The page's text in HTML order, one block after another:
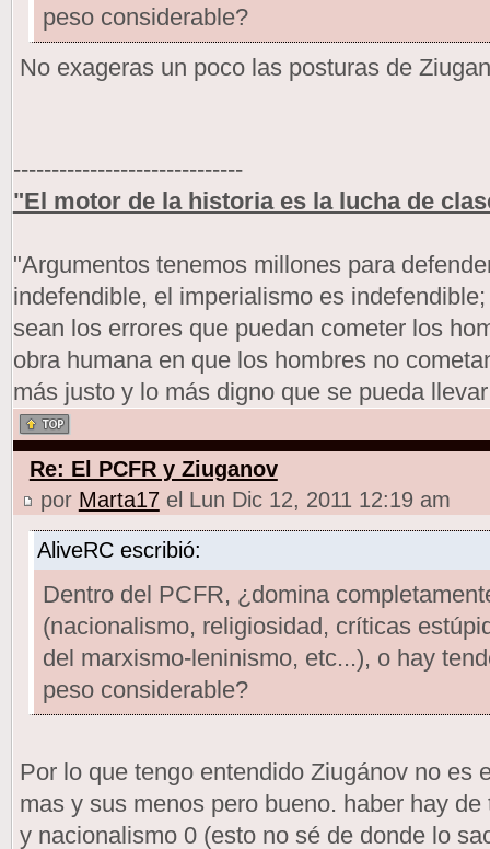
peso considerable?
No exageras un poco las posturas de
------------------------------
"El motor de la historia es la lucha de
"Argumentos tenemos millones para
indefendible, el imperialismo es
sean los errores que puedan cometer los
obra humana en que los hombres no
más justo y lo más digno que se pueda
Re: El PCFR y Ziuganov
por Marta17el Lun Dic 12, 2011 12:19 am
AliveRC escribió:
Dentro del PCFR, ¿domina
(nacionalismo, religiosidad, críticas
del marxismo-leninismo, etc...), o hay
peso considerable?
Por lo que tengo entendido Ziugánov no es
mas y sus menos pero bueno. haber hay
y nacionalismo 0 (esto no sé de donde lo